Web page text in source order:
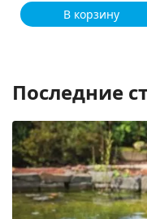
В корзину
Последние